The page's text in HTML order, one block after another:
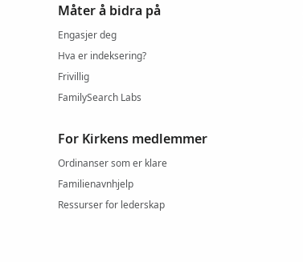
Måter å bidra på
Engasjer deg
Hva er indeksering?
Frivillig
FamilySearch Labs
For Kirkens medlemmer
Ordinanser som er klare
Familienavnhjelp
Ressurser for lederskap